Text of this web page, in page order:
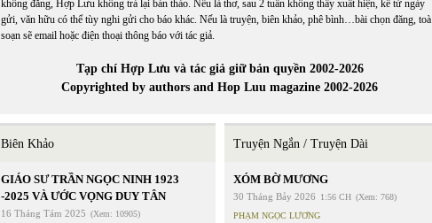
không đăng, Hợp Lưu không trả lại bản thảo. Nếu là thơ, sau 2 tuần không thấy xuất hiện, kể từ ngày
gửi, văn hữu có thể tùy nghi gửi cho báo khác. Nếu là truyện, biên khảo, phê bình…bài chọn đăng, toà
soạn sẽ email hoặc điện thoại thông báo với tác giả.
Tạp chí Hợp Lưu và tác giả giữ bản quyền 2002-2026
Copyrighted by authors and Hop Luu magazine 2002-2026
Biên Khảo
GIÁO SƯ TRẦN NGỌC NINH 1923
-2025 VÀ ƯỚC VỌNG DUY TÂN
16 Tháng Tám 2025 (Xem: 10905)
Truyện Ngắn / Truyện Dài
XÓM BỜ MƯƠNG
30 Tháng Bảy 2026 1:56 CH (Xem: 768)
PHẠM NGỌC LƯƠNG